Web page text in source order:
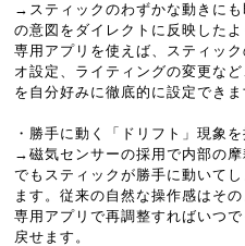
→スティックのわずかな動きに
の意図をダイレクトに反映した
専用アプリを使えば、スティッ
オ設定、ライティングの変更な
を自分好みに徹底的に設定できま
・勝手に動く「ドリフト」現象
→磁気センサーの採用で内部の
でもスティックが勝手に動いて
ます。従来の自然な操作感はそ
専用アプリで再調整すればいつ
戻せます。